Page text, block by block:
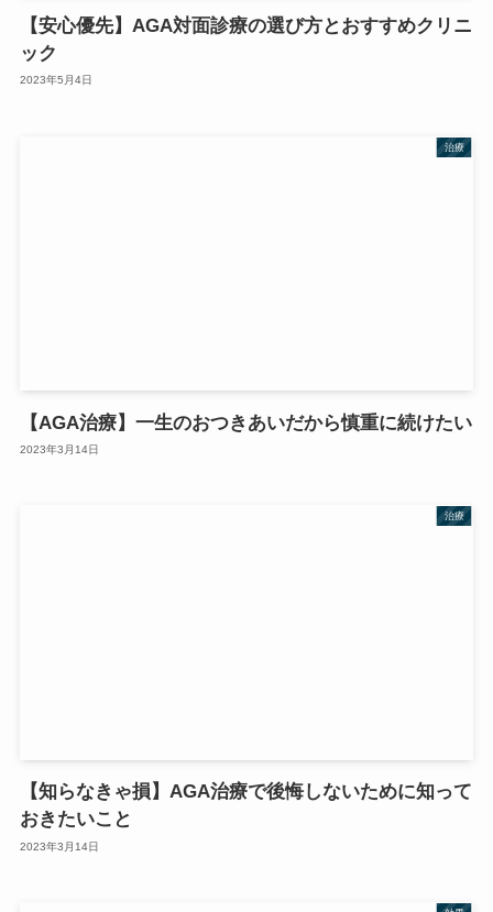
【安心優先】AGA対面診療の選び方とおすすめクリニ
ック
2023年5月4日
治療
【AGA治療】一生のおつきあいだから慎重に続けたい
2023年3月14日
治療
【知らなきゃ損】AGA治療で後悔しないために知って
おきたいこと
2023年3月14日